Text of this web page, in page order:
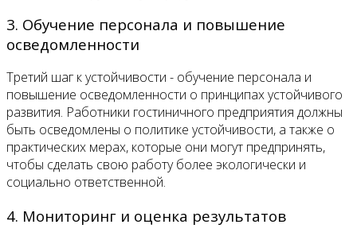
3. Обучение персонала и повышение
осведомленности
Третий шаг к устойчивости - обучение персонала и
повышение осведомленности о принципах устойчивого
развития. Работники гостиничного предприятия должны
быть осведомлены о политике устойчивости, а также о
практических мерах, которые они могут предпринять,
чтобы сделать свою работу более экологически и
социально ответственной.
4. Мониторинг и оценка результатов